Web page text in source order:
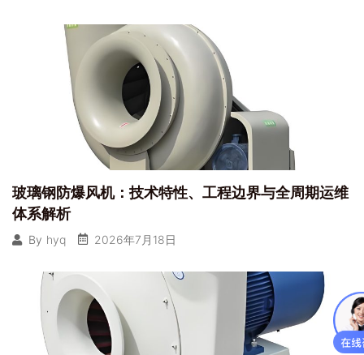
玻璃钢防爆风机：技术特性、工程边界与全周期运维
体系解析
By hyq 2026年7月18日